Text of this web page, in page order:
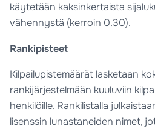
käytetään kaksinkertaista
vähennystä (kerroin 0.30).
Rankipisteet
Kilpailupistemäärät lasketaan
rankijärjestelmään kuuluviin
henkilöille. Rankilistalla
lisenssin lunastaneiden nimet,